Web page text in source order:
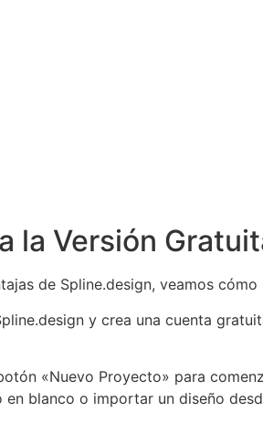
la Versión
de Spline.design, veamos
y crea una cuenta
«Nuevo Proyecto» para
blanco o importar un diseño